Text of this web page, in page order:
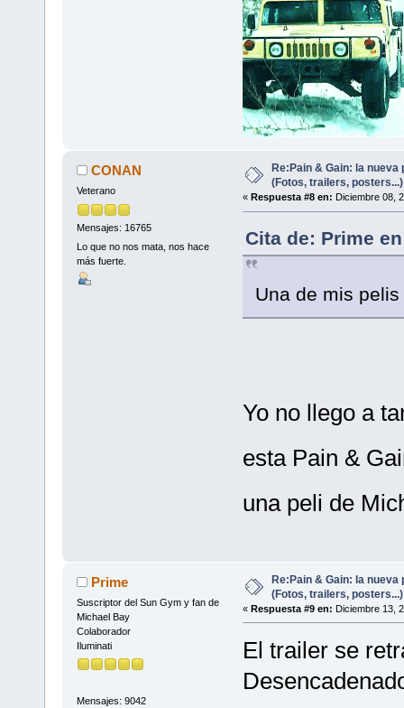
CONAN
Veterano
Mensajes: 16765
Lo que no nos mata, nos hace
más fuerte.
Re:Pain & Gain: la nueva
(Fotos, trailers, posters...)
« Respuesta #8 en: Diciembre 08,
Cita de: Prime
Una de mis
Yo no llego a
esta Pain &
una peli de
Prime
Suscriptor del Sun Gym y fan de
Michael Bay
Colaborador
Iluminati
Mensajes: 9042
Re:Pain & Gain: la nueva
(Fotos, trailers, posters...)
« Respuesta #9 en: Diciembre 13,
El trailer se